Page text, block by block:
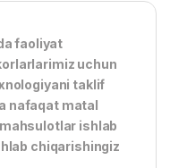
faoliyat
uchun
taklif
nafaqat matal
ishlab
chiqarishingiz